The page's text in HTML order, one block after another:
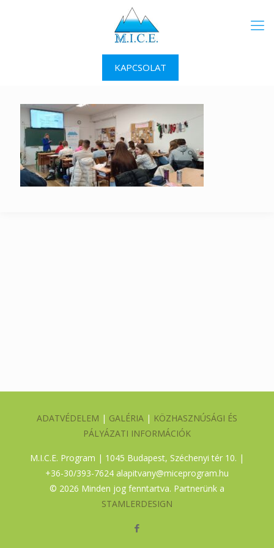
KAPCSOLAT
ADATVÉDELEM | GALÉRIA | KÖZHASZNÚSÁGI ÉS
PÁLYÁZATI INFORMÁCIÓK
M.I.C.E. Program | 1045 Budapest, Széchenyi tér 10. |
+36-30/393-7624 alapitvany@miceprogram.hu
© 2026 Minden jog fenntartva. Partnerünk a
STAMLERDESIGN